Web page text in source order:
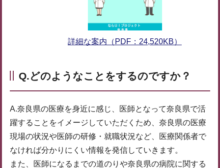
詳細な案内（PDF：24,520KB）
Q.どのようなことをするのですか？
A.奈良県の医療を身近に感じ、医師となって奈良県で活
躍することをイメージしていただくため、奈良県の医療
現場の状況や医師の研修・就職状況など、医療関係者で
なければ分かりにくい情報を発信していきます。
また、医師になるまでの道のりや奈良県の病院に関する